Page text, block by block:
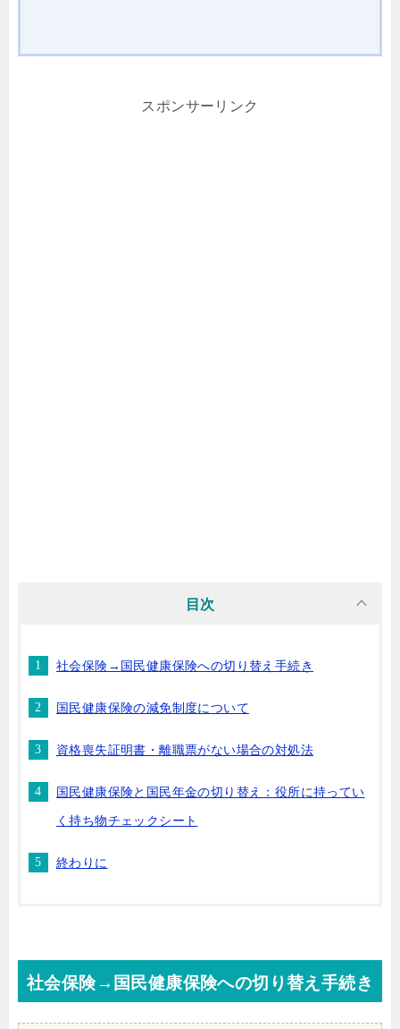
スポンサーリンク
目次
社会保険→国民健康保険への切り替え手続き
国民健康保険の減免制度について
資格喪失証明書・離職票がない場合の対処法
国民健康保険と国民年金の切り替え：役所に持ってい
く持ち物チェックシート
終わりに
社会保険→国民健康保険への切り替え手続き